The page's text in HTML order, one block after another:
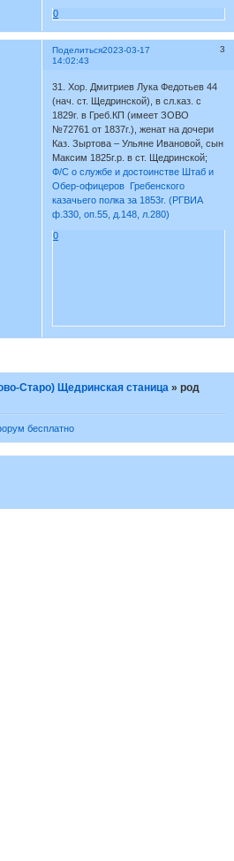
0
Поделиться 3
2023-03-17
14:02:43
31. Хор. Дмитриев Лука Федотьев 44
(нач. ст. Щедринской), в сл.каз. с
1829г. в Греб.КП (имеет ЗОВО
№72761 от 1837г.), женат на дочери
Каз. Зыртова – Ульяне Ивановой, сын
Максим 1825г.р. в ст. Щедринской;
Ф/С о службе и достоинстве Штаб и
Обер-офицеров Гребенского
казачьего полка за 1853г. (РГВИА
ф.330, оп.55, д.148, л.280)
0
Старо) Щедринская станица »род
бесплатно